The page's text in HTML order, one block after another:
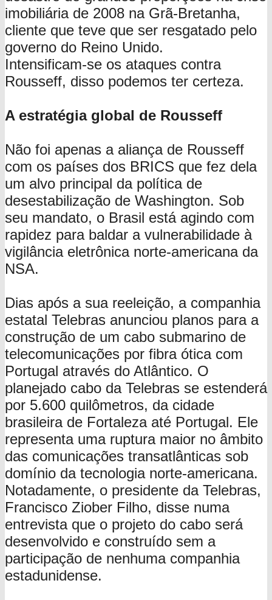
imobiliária de 2008 na Grã-Bretanha,
cliente que teve que ser resgatado pelo
governo do Reino Unido.
Intensificam-se os ataques contra
Rousseff, disso podemos ter certeza.
A estratégia global de Rousseff
Não foi apenas a aliança de Rousseff
com os países dos BRICS que fez dela
um alvo principal da política de
desestabilização de Washington. Sob
seu mandato, o Brasil está agindo com
rapidez para baldar a vulnerabilidade à
vigilância eletrônica norte-americana da
NSA.
Dias após a sua reeleição, a companhia
estatal Telebras anunciou planos para a
construção de um cabo submarino de
telecomunicações por fibra ótica com
Portugal através do Atlântico. O
planejado cabo da Telebras se estenderá
por 5.600 quilômetros, da cidade
brasileira de Fortaleza até Portugal. Ele
representa uma ruptura maior no âmbito
das comunicações transatlânticas sob
domínio da tecnologia norte-americana.
Notadamente, o presidente da Telebras,
Francisco Ziober Filho, disse numa
entrevista que o projeto do cabo será
desenvolvido e construído sem a
participação de nenhuma companhia
estadunidense.